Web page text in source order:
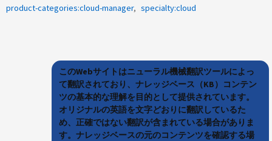
product-categories:cloud-manager
specialty:cloud
このWebサイトはニューラル機械翻訳ツールによっ
て翻訳されており、ナレッジベース（KB）コンテン
ツの基本的な理解を目的として提供されています。
オリジナルの英語を文字どおりに翻訳しているた
め、正確ではない翻訳が含まれている場合がありま
す。ナレッジベースの元のコンテンツを確認する場